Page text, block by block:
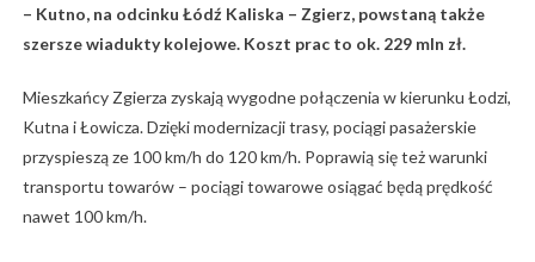
– Kutno, na odcinku Łódź Kaliska – Zgierz, powstaną także
szersze wiadukty kolejowe. Koszt prac to ok. 229 mln zł.
Mieszkańcy Zgierza zyskają wygodne połączenia w kierunku Łodzi,
Kutna i Łowicza. Dzięki modernizacji trasy, pociągi pasażerskie
przyspieszą ze 100 km/h do 120 km/h. Poprawią się też warunki
transportu towarów – pociągi towarowe osiągać będą prędkość
nawet 100 km/h.